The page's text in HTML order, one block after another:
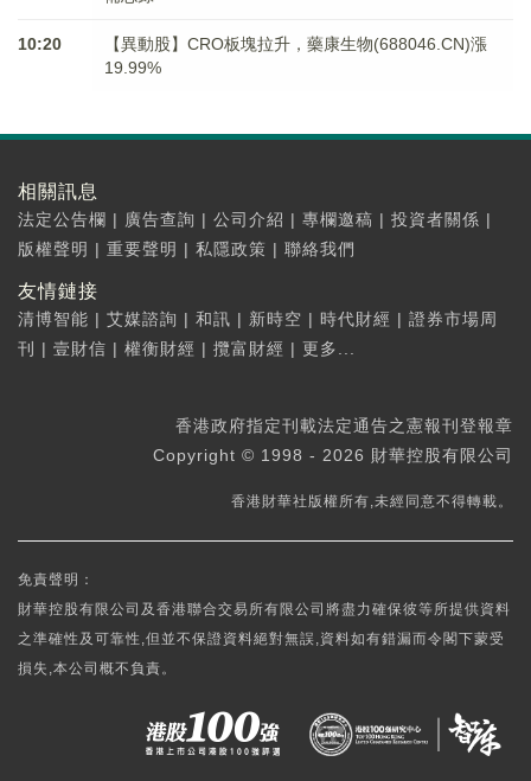
10:20
【異動股】CRO板塊拉升，藥康生物(688046.CN)漲
19.99%
相關訊息
法定公告欄 | 廣告查詢 | 公司介紹 | 專欄邀稿 | 投資者關係 |
版權聲明 | 重要聲明 | 私隱政策 | 聯絡我們
友情鏈接
清博智能 | 艾媒諮詢 | 和訊 | 新時空 | 時代財經 | 證券市場周
刊
| 壹財信 | 權衡財經 | 攬富財經 | 更多...
香港政府指定刊載法定通告之憲報刊登報章
Copyright © 1998 - 2026 財華控股有限公司
香港財華社版權所有,未經同意不得轉載。
免責聲明：
財華控股有限公司及香港聯合交易所有限公司將盡力確保彼等所提供資料
之準確性及可靠性,但並不保證資料絕對無誤,資料如有錯漏而令閣下蒙受
損失,本公司概不負責。